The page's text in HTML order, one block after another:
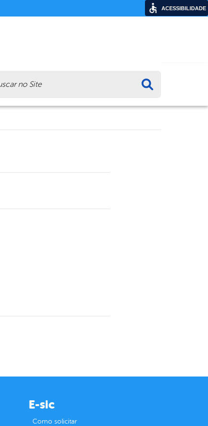
E-sic
Como solicitar
ACESSIBILIDADE